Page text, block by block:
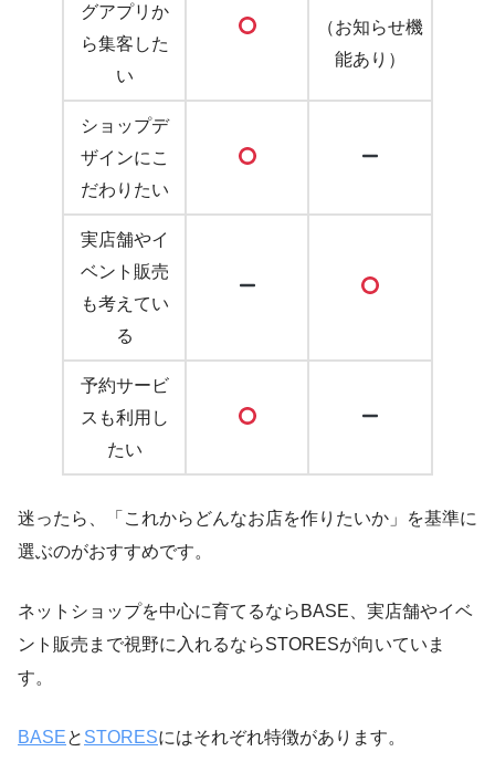
グアプリか
ら集客した
い
（お知らせ機
能あり）
ショップデ
ザインにこ
だわりたい
実店舗やイ
ベント販売
も考えてい
る
予約サービ
スも利用し
たい
迷ったら、「これからどんなお店を作りたいか」を基準に
選ぶのがおすすめです。
ネットショップを中心に育てるならBASE、実店舗やイベ
ント販売まで視野に入れるならSTORESが向いていま
す。
BASEと STORESにはそれぞれ特徴があります。